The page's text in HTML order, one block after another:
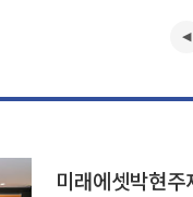
미래에셋박현